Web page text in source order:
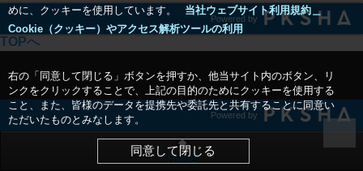
めに、クッキーを使用しています。
当社ウェブサイト利用規約＿
Cookie（クッキー）やアクセス解析ツールの利用
右の「同意して閉じる」ボタンを押すか、他当サイト内のボタン、リ
ンクをクリックすることで、上記の目的のためにクッキーを使用する
こと、また、皆様のデータを提携先や委託先と共有することに同意い
ただいたものとみなします。
同意して閉じる
Powered by
TOPへ
Powered by
HOME